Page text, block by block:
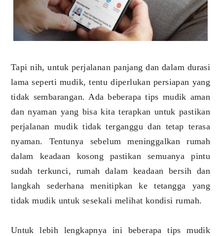
Tapi nih, untuk perjalanan panjang dan dalam durasi
lama seperti mudik, tentu diperlukan persiapan yang
tidak sembarangan. Ada beberapa tips mudik aman
dan nyaman yang bisa kita terapkan untuk pastikan
perjalanan mudik tidak terganggu dan tetap terasa
nyaman. Tentunya sebelum meninggalkan rumah
dalam keadaan kosong pastikan semuanya pintu
sudah terkunci, rumah dalam keadaan bersih dan
langkah sederhana menitipkan ke tetangga yang
tidak mudik untuk sesekali melihat kondisi rumah.
Untuk lebih lengkapnya ini beberapa tips mudik